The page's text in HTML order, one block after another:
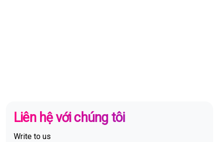
Liên hệ với chúng tôi
Write to us